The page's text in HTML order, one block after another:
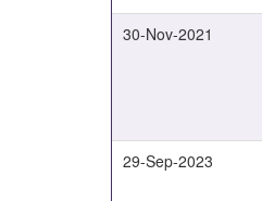
30-Nov-2021
29-Sep-2023